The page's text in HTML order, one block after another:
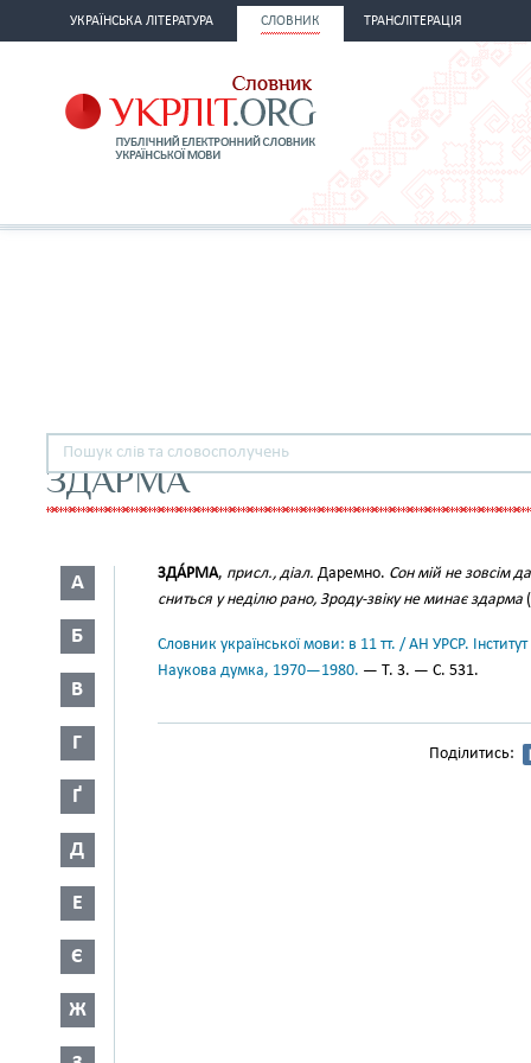
УКРАЇНСЬКА ЛІТЕРАТУРА СЛОВНИК ТРАНСЛІТЕРАЦІЯ
ЗДАРМА
А
Б
В
Г
Ґ
Д
Е
Є
Ж
ЗДА́РМА, присл., діал. Даремно. Сон мій не зовсім
сниться у неділю рано, Зроду-звіку не минає здарма
Словник української мови: в 11 тт. / АН УРСР.
Наукова думка, 1970—1980. — Т. 3. — С. 531.
Поділитись: